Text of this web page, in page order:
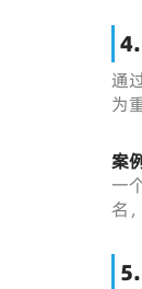
通
为
案
一
名